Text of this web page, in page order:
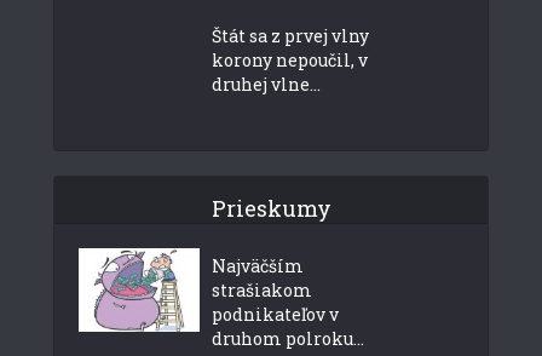
Štát sa z prvej vlny
korony nepoučil, v
druhej vlne...
Prieskumy
Najväčším
strašiakom
podnikateľov v
druhom polroku...